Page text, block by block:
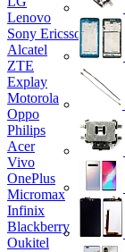
Lenovo
Sony Ericsson
Alcatel
ZTE
Explay
Motorola
Oppo
Philips
Acer
Vivo
OnePlus
Micromax
Infinix
Blackberry
Oukitel